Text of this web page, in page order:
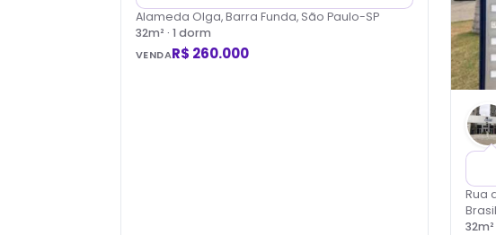
Alameda Olga, Barra Funda, São Paulo-SP
32m² · 1 dorm
VENDAR$ 260.000
Rua
Brasil
32m²